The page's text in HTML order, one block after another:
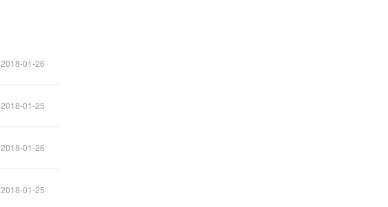
2018-01-26
2018-01-25
2018-01-26
2018-01-25